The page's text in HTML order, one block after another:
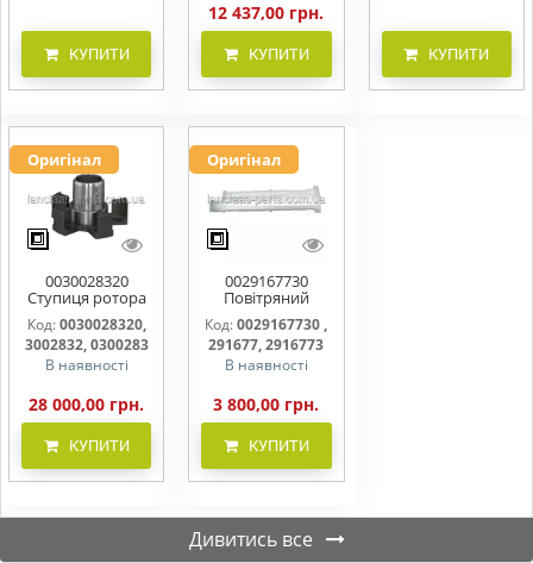
КУПИТИ
12 437,00 грн.
КУПИТИ КУПИТИ
Оригінал
0030028320
Ступиця ротора
CLAAS
Код:0030028320,
3002832, 0300283
В наявності
28 000,00 грн.
КУПИТИ
Оригінал
0029167730
Повітряний
фільтр бака
(фільтр AdBlue)
Код: 0029167730 ,
291677, 2916773
В наявності
3 800,00 грн.
КУПИТИ
Дивитись все